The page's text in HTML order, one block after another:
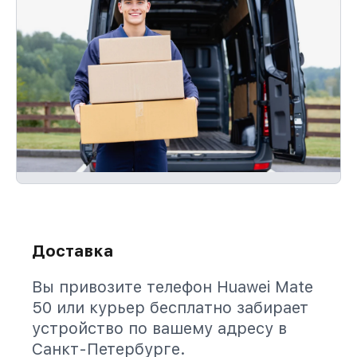
Доставка
Вы привозите телефон Huawei Mate
50 или курьер бесплатно забирает
устройство по вашему адресу в
Санкт-Петербурге.